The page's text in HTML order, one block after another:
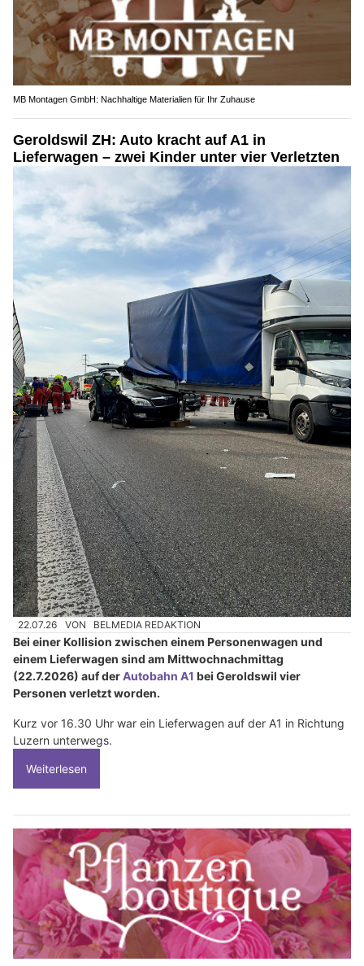
MB Montagen GmbH: Nachhaltige Materialien für Ihr Zuhause
Geroldswil ZH: Auto kracht auf A1 in
Lieferwagen – zwei Kinder unter vier Verletzten
22.07.26 VON BELMEDIA REDAKTION
Bei einer Kollision zwischen einem Personenwagen und
einem Lieferwagen sind am Mittwochnachmittag
(22.7.2026) auf derAutobahn A1 bei Geroldswil vier
Personen verletzt worden.
Kurz vor 16.30 Uhr war ein Lieferwagen auf der A1 in Richtung
Luzern unterwegs.
Weiterlesen